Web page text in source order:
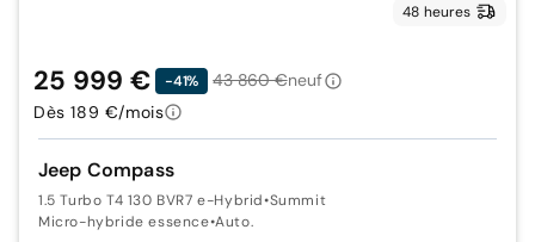
48 heures
Jeep Compass
1.5 Turbo T4 130 BVR7 e-Hybrid•Summit
Micro-hybride essence•Auto.
25 999 € -41% 43 860 €neuf
Dès 189 €/mois